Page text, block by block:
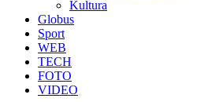
Kultura
Globus
Sport
WEB
TECH
FOTO
VIDEO